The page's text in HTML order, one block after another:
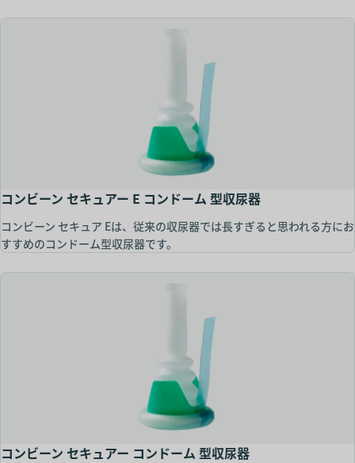
コンビーン セキュアー E コンドーム 型収尿器
コンビーン セキュア Eは、従来の収尿器では長すぎると思われる方にお
すすめのコンドーム型収尿器です。
コンビーン セキュアー コンドーム 型収尿器